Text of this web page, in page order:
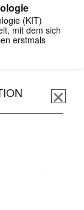
(KIT)
mit dem sich
erstmals